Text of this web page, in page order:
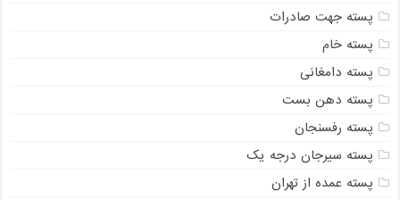
پسته جهت صادرات
پسته خام
پسته دامغانی
پسته دهن بست
پسته رفسنجان
پسته سیرجان درجه یک
پسته عمده از تهران